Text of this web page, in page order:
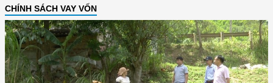
CHÍNH SÁCH VAY VỐN